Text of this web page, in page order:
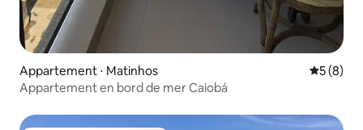
Appartement ⋅ Matinhos
5 (8)
Appartement en bord de mer Caiobá